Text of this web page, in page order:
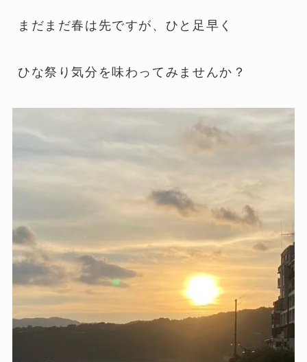
まだまだ春は先ですが、ひと足早く
ひな祭り気分を味わってみませんか？